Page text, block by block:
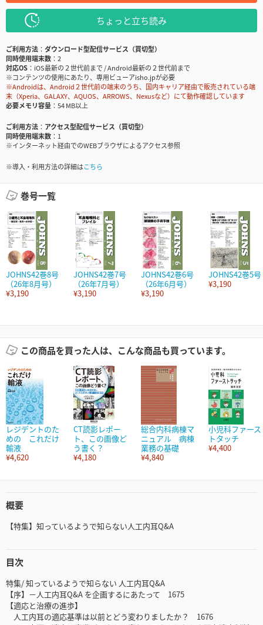
ちょっと立ち読み
ご利用方法
ダウンロード型配信サービス（買切型）
同時使用端末数
2
対応OS
iOS最新の２世代前まで / Android最新の２世代前まで
※コンテンツの使用にあたり、専用ビューアisho.jpが必要
※Androidは、Android２世代前の端末のうち、国内キャリア経由で販売されている端
末（Xperia、GALAXY、AQUOS、ARROWS、Nexusなど）にて動作確認しています
必要メモリ容量
54 MB以上
ご利用方法
アクセス型配信サービス（買切型）
同時使用端末数
1
※インターネット経由でのWEBブラウザによるアクセス参照
※導入・利用方法の詳細はこちら
巻号一覧
JOHNS42巻8号
（26年8月号）
¥3,190
JOHNS42巻7号
（26年7月号）
¥3,190
JOHNS42巻6号
（26年6月号）
¥3,190
JOHNS42巻5号
¥3,190
この商品を買った人は、こんな商品も買っています。
レジデントのた
めの これだけ
輸液
¥4,620
CT読影レポー
ト、この画像ど
う書く？
¥4,180
総合内科病棟マ
ニュアル 病棟
業務の基礎
¥4,840
小児科ファース
トタッチ
¥4,400
概要
【特集】知っているようで知らない人工内耳Q&A
目次
特集/ 知っているようで知らない 人工内耳Q&A
【序】－人工内耳Q&A を企画するにあたって 1675
【適応と治療の進歩】
人工内耳の適応基準は以前とどう変わりましたか？ 1676